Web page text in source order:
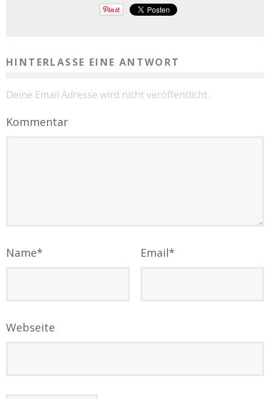
HINTERLASSE EINE ANTWORT
Deine Email Adresse wird nicht veröffentlicht.
Kommentar
Name* Email*
Webseite